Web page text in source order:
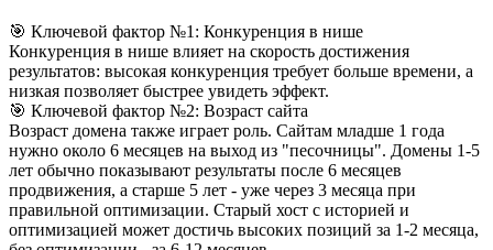
🎯 Ключевой фактор №1: Конкуренция в нише
Конкуренция в нише влияет на скорость достижения
результатов: высокая конкуренция требует больше времени, а
низкая позволяет быстрее увидеть эффект.
🎯 Ключевой фактор №2: Возраст сайта
Возраст домена также играет роль. Сайтам младше 1 года
нужно около 6 месяцев на выход из "песочницы". Домены 1-5
лет обычно показывают результаты после 6 месяцев
продвижения, а старше 5 лет - уже через 3 месяца при
правильной оптимизации. Старый хост с историей и
оптимизацией может достичь высоких позиций за 1-2 месяца,